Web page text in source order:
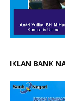
IKLAN BANK